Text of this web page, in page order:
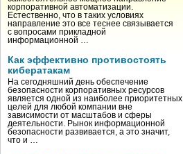
корпоративной автоматизации.
Естественно, что в таких условиях
направление это все теснее связывается
с вопросами прикладной
информационной …
Как эффективно противостоять
кибератакам
На сегодняшний день обеспечение
безопасности корпоративных ресурсов
является одной из наиболее приоритетных
целей для любой компании вне
зависимости от масштабов и сферы
деятельности. Рынок информационной
безопасности развивается, а это значит,
что и …